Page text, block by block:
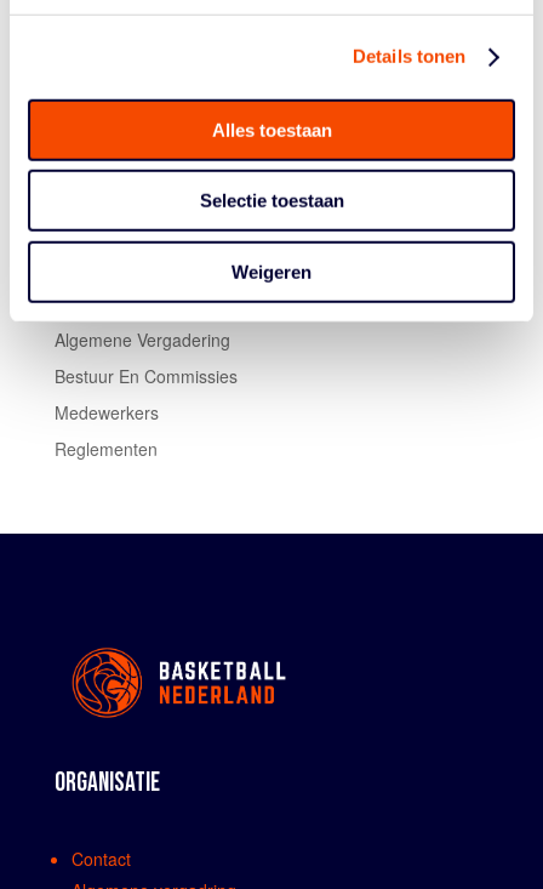
Details tonen
Alles toestaan
Selectie toestaan
Weigeren
betrokkenen. Houd daarvoor onze
Historie
Algemene Vergadering
Bestuur En Commissies
Medewerkers
Reglementen
ORGANISATIE
Contact